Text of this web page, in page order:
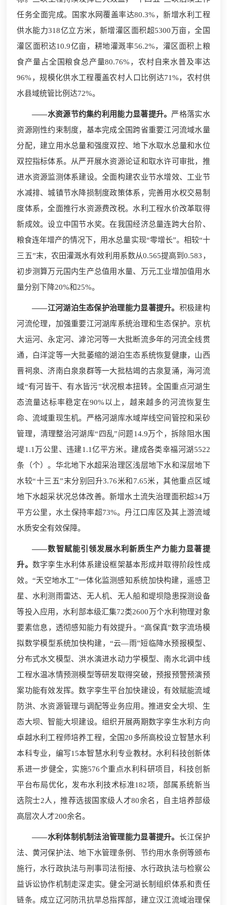
任务全面完成。国家水网覆盖率达80.3%，新增水利工程
供水能力318亿立方米，新增灌区面积超5300万亩，全国
灌区面积达10.9亿亩，耕地灌溉率56.2%，灌区面积上粮
食产量占全国粮食总产量80.76%，农村自来水普及率达
96%，规模化供水工程覆盖农村人口比例达71%，农村供
水县域统管比例达72%。
——水资源节约集约利用能力显著提升。 严格落实水
资源刚性约束制度，基本完成全国跨省重要江河流域水量
分配，建立用水总量和强度双控、地下水取水总量和水位
双控指标体系。从严开展水资源论证和取水许可审批，推
进水资源监测体系建设。全面构建农业节水增效、工业节
水减排、城镇节水降损制度政策体系，完善用水权交易制
度体系，全面推行水资源费改税。水利工程水价改革取得
新成效。设立中国节水奖。在我国经济总量连跨大台阶、
粮食连年增产的情况下，用水总量实现“零增长”。相较“十
三五”末，农田灌溉水有效利用系数从0.565提高到0.583，
初步测算万元国内生产总值用水量、万元工业增加值用水
量分别下降20%和25%。
——江河湖泊生态保护治理能力显著提升。 积极建构
河流伦理，加强重要江河湖库系统治理和生态保护。京杭
大运河、永定河、滹沱河等一大批断流多年的河流全线贯
通，白洋淀等一大批萎缩的湖泊生态系统恢复健康，山西
晋祠泉、济南白泉泉群等一大批枯竭的古泉复涌，海河流
域“有河皆干、有水皆污”状况根本扭转。全国重点河湖生
态流量达标率稳定在90%以上，越来越多的河流恢复生
命、流域重现生机。严格河湖库水域岸线空间管控和采砂
管理，清理整治河湖库“四乱”问题14.9万个，拆除阻水围
堤1.1万公里、违建1.1亿平方米。建成各类幸福河湖5522
条（个）。华北地下水超采治理区浅层地下水和深层地下
水较“十三五”末分别回升3.76米和7.65米，其他重点区域
地下水超采状况总体改善。新增水土流失治理面积超34万
平方公里，水土保持率超73%。丹江口库区及其上游流域
水质安全有效保障。
——数智赋能引领发展水利新质生产力能力显著提
升。 数字孪生水利体系建设框架基本形成并取得阶段性成
效。“天空地水工”一体化监测感知系统加快构建，遥感卫
星、水利测雨雷达、无人机、无人船和堤坝隐患探测设备
等投入应用，水利部本级汇集72类2600万个水利物理对象
要素信息，透彻感知能力有效提升。“高保真”数字流场模
拟数学模型系统加快构建，“云—雨”短临降水预报模型、
分布式水文模型、洪水演进水动力学模型、南水北调中线
工程水温冰情预测模型等研发取得突破，预报预警预演预
案功能有效发挥。数字孪生平台加快建设，有效赋能流域
防洪、水资源管理与调配等业务应用。推进安全大坝、生
态大坝、智能大坝建设。组织开展两期数字孪生水利方向
卓越水利工程师培养工程，全国20多所高校设立智慧水利
本科专业，编写15本智慧水利专业教材。水利科技创新体
系进一步健全，实施576个重点水利科研项目，科技创新
平台布局优化，发布水利技术标准182项，部属系统新当
选院士2人，推荐选拔国家级人才80余名，自主培养部级
高层次人才200余名。
——水利体制机制法治管理能力显著提升。 长江保护
法、黄河保护法、地下水管理条例、节约用水条例等颁布
施行，水行政执法与刑事司法衔接、水行政执法与检察公
益诉讼协作机制走深走实。健全河湖长制组织体系和责任
链条。成立辽河防汛抗旱总指挥部，建立汉江流域治理保